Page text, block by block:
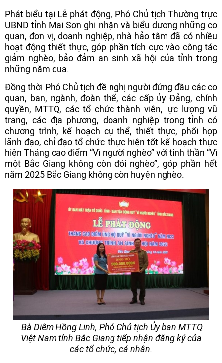
Phát biểu tại Lễ phát động, Phó Chủ tịch Thường trực
UBND tỉnh Mai Sơn ghi nhận và biểu dương những cơ
quan, đơn vị, doanh nghiệp, nhà hảo tâm đã có nhiều
hoạt động thiết thực, góp phần tích cực vào công tác
giảm nghèo, bảo đảm an sinh xã hội của tỉnh trong
những năm qua.
Đồng thời Phó Chủ tịch đề nghị người đứng đầu các cơ
quan, ban, ngành, đoàn thể, các cấp ủy Đảng, chính
quyền, MTTQ, các tổ chức thành viên, lực lượng vũ
trang, các địa phương, doanh nghiệp trong tỉnh có
chương trình, kế hoạch cụ thể, thiết thực, phối hợp
lãnh đạo, chỉ đạo tổ chức thực hiện tốt kế hoạch thực
hiện Tháng cao điểm “Vì người nghèo” với tinh thần “Vì
một Bắc Giang không còn đói nghèo”, góp phần hết
năm 2025 Bắc Giang không còn huyện nghèo.
Bà Diêm Hồng Linh, Phó Chủ tịch Ủy ban MTTQ
Việt Nam tỉnh Bắc Giang tiếp nhận đăng ký của
các tổ chức, cá nhân.